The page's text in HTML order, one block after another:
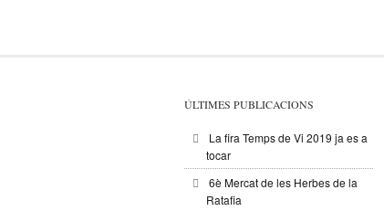
ÚLTIMES PUBLICACIONS
La fira Temps de Vi 2019 ja es a
tocar
6è Mercat de les Herbes de la
Ratafia